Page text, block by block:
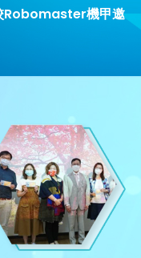
Robomaster機甲邀